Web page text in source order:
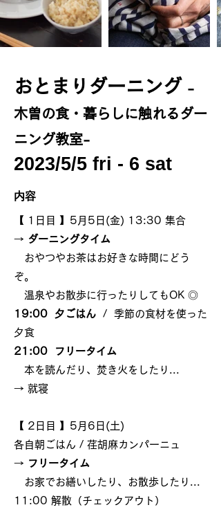
おとまりダーニング -
木曽の食・暮らしに触れるダー
ニング教室-
2023/5/5 fri - 6 sat
​内容
【 1日目 】5月5日(金) 13:30 集合
→ ダーニングタイム
おやつやお茶はお好きな時間にどう
ぞ。
温泉やお散歩に行ったりしてもOK ◎
19:00 夕ごはん / 季節の食材を使った
夕食
21:00 フリータイム
本を読んだり、焚き火をしたり...
→ 就寝
【 2日目 】5月6日(土)
各自朝ごはん / 荏胡麻カンパーニュ
→ フリータイム
お家でお繕いしたり、お散歩したり...
11:00 解散（チェックアウト）